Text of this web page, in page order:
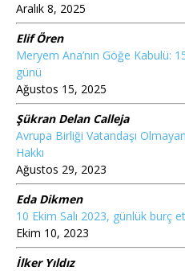
Aralık 8, 2025
Elif Ören
Meryem Ana’nın Göğe Kabulü:
günü
Ağustos 15, 2025
Şükran Delan Calleja
Avrupa Birliği Vatandaşı
Hakkı
Ağustos 29, 2023
Eda Dikmen
10 Ekim Salı 2023, günlük burç
Ekim 10, 2023
İlker Yıldız